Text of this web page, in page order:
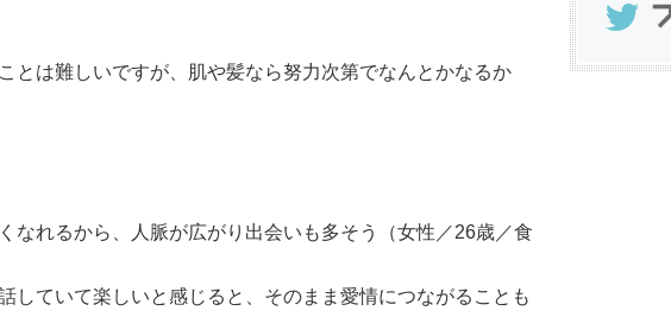
とは難しいですが、肌や髪なら努力次第でなんとかなるか
なれるから、人脈が広がり出会いも多そう（女性／26歳／食
していて楽しいと感じると、そのまま愛情につながることも